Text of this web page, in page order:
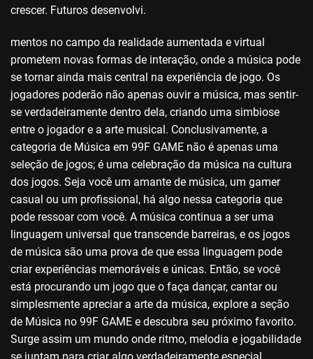
crescer. Futuros desenvolvi.
mentos no campo da realidade aumentada e virtual
prometem novas formas de interação, onde a música pode
se tornar ainda mais central na experiência de jogo. Os
jogadores poderão não apenas ouvir a música, mas sentir-
se verdadeiramente dentro dela, criando uma simbiose
entre o jogador e a arte musical. Conclusivamente, a
categoria de Música em 99F GAME não é apenas uma
seleção de jogos; é uma celebração da música na cultura
dos jogos. Seja você um amante de música, um gamer
casual ou um profissional, há algo nessa categoria que
pode ressoar com você. A música continua a ser uma
linguagem universal que transcende barreiras, e os jogos
de música são uma prova de que essa linguagem pode
criar experiências memoráveis e únicas. Então, se você
está procurando um jogo que o faça dançar, cantar ou
simplesmente apreciar a arte da música, explore a seção
de Música no 99F GAME e descubra seu próximo favorito.
Surge assim um mundo onde ritmo, melodia e jogabilidade
se juntam para criar algo verdadeiramente especial.